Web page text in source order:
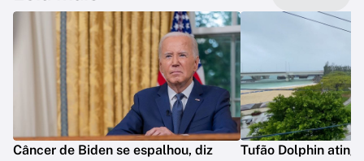
Câncer de Biden se espalhou, diz
Tufão Dolphin